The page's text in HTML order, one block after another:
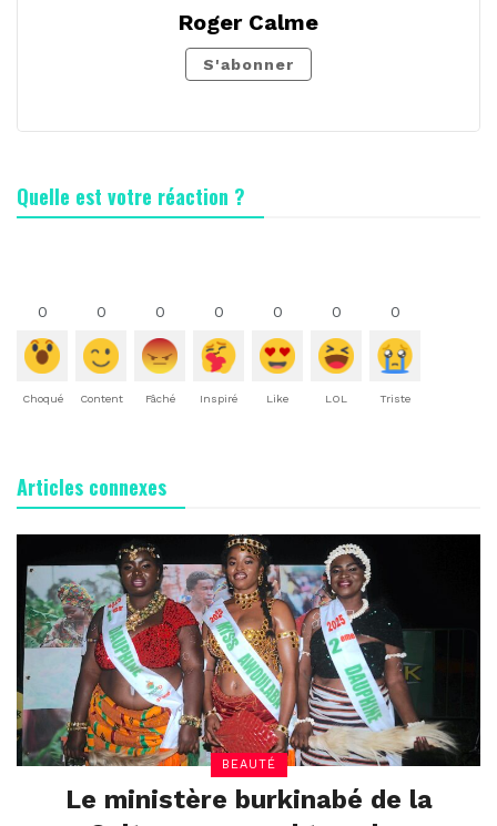
Roger Calme
S'abonner
Quelle est votre réaction ?
0
Choqué
0
Content
0
Fâché
0
Inspiré
0
Like
0
LOL
0
Triste
Articles connexes
BEAUTÉ
Le ministère burkinabé de la